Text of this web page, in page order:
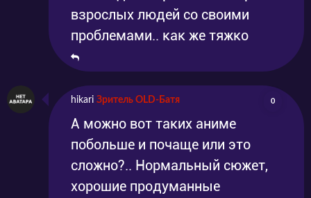
взрослых людей со своими
проблемами.. как же тяжко
hikari Зритель OLD-Батя 0
А можно вот таких аниме
побольше и почаще или это
сложно?.. Нормальный сюжет,
хорошие продуманные